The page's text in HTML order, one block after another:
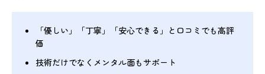
「優しい」「丁寧」「安心できる」と口コミでも高評
価
技術だけでなくメンタル面もサポート